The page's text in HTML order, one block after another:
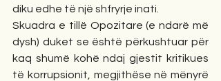
diku edhe të një shfryrje inati.
Skuadra e tillë Opozitare (e ndarë më
dysh) duket se është përkushtuar për
kaq shumë kohë ndaj gjestit kritikues
të korrupsionit, megjithëse në mënyrë